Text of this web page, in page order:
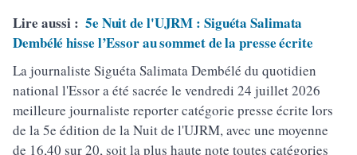
Lire aussi : 5e Nuit de l'UJRM : Siguéta Salimata
Dembélé hisse l’Essor au sommet de la presse écrite
La journaliste Siguéta Salimata Dembélé du quotidien
national l'Essor a été sacrée le vendredi 24 juillet 2026
meilleure journaliste reporter catégorie presse écrite lors
de la 5e édition de la Nuit de l'UJRM, avec une moyenne
de 16,40 sur 20, soit la plus haute note toutes catégories